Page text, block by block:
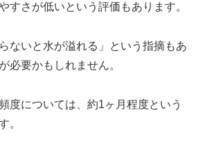
すさが低いという評価もあります。
ないと水が溢れる」という指摘もあ
必要かもしれません。
度については、約1ヶ月程度という
。